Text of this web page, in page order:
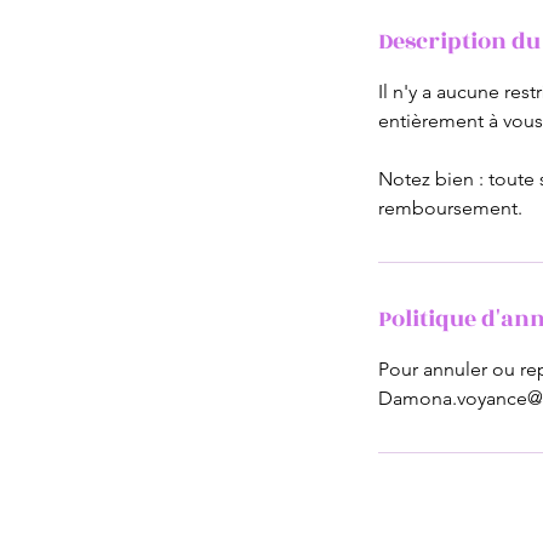
Description
Il n'y a aucune
entièrement à
Notez bien : toute
remboursement.
Politique
Pour annuler ou